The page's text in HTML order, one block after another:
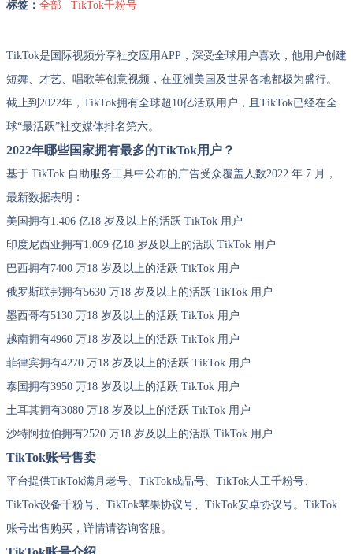
标签： 全部 TikTok千粉号
TikTok是国际视频分享社交应用APP，深受全球用户喜欢，他用户创建
短舞、才艺、唱歌等创意视频，在亚洲美国及世界各地都极为盛行。
截止到2022年，TikTok拥有全球超10亿活跃用户，且TikTok已经在全
球“最活跃”社交媒体排名第六。
2022年哪些国家拥有最多的TikTok用户？
基于 TikTok 自助服务工具中公布的广告受众覆盖人数2022 年 7 月，
最新数据表明：
美国拥有1.406 亿18 岁及以上的活跃 TikTok 用户
印度尼西亚拥有1.069 亿18 岁及以上的活跃 TikTok 用户
巴西拥有7400 万18 岁及以上的活跃 TikTok 用户
俄罗斯联邦拥有5630 万18 岁及以上的活跃 TikTok 用户
墨西哥有5130 万18 岁及以上的活跃 TikTok 用户
越南拥有4960 万18 岁及以上的活跃 TikTok 用户
菲律宾拥有4270 万18 岁及以上的活跃 TikTok 用户
泰国拥有3950 万18 岁及以上的活跃 TikTok 用户
土耳其拥有3080 万18 岁及以上的活跃 TikTok 用户
沙特阿拉伯拥有2520 万18 岁及以上的活跃 TikTok 用户
TikTok账号售卖
平台提供TikTok满月老号、TikTok成品号、TikTok人工千粉号、
TikTok设备千粉号、TikTok苹果协议号、TikTok安卓协议号。TikTok
账号出售购买，详情请咨询客服。